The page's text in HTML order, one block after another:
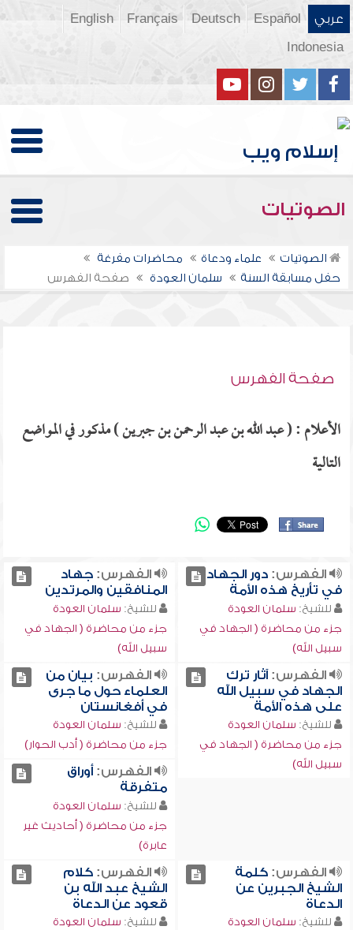
عربي Español
Deutsch
Français
English
Indonesia
الصوتيات
الصوتيات علماء ودعاة
محاضرات مفرغة
حفل مسابقة السنة
سلمان العودة صفحة الفهرس
صفحة الفهرس
الأعلام : ( عبد الله بن عبد الرحمن بن جبرين ) مذكور في المواضع
التالية
الفهرس:دور الجهاد
في تأريخ هذه الأمة
للشيخ: سلمان العودة
جزء من محاضرة ( الجهاد في
سبيل الله)
الفهرس:جهاد
المنافقين والمرتدين
للشيخ: سلمان العودة
جزء من محاضرة ( الجهاد في
سبيل الله)
الفهرس:آثار ترك
الجهاد في سبيل الله
على هذه الأمة
للشيخ: سلمان العودة
جزء من محاضرة ( الجهاد في
سبيل الله)
الفهرس: بيان من
العلماء حول ما جرى
في أفغانستان
للشيخ: سلمان العودة
جزء من محاضرة ( أدب الحوار)
الفهرس:أوراق
متفرقة
للشيخ: سلمان العودة
جزء من محاضرة ( أحاديث غير
عابرة)
الفهرس:كلمة
الشيخ الجبرين عن
الدعاة
للشيخ: سلمان العودة
الفهرس:كلام
الشيخ عبد الله بن
قعود عن الدعاة
للشيخ: سلمان العودة